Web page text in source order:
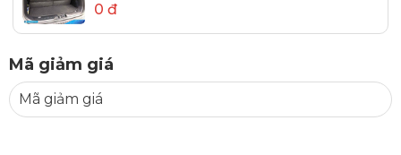
0 đ
Mã giảm giá